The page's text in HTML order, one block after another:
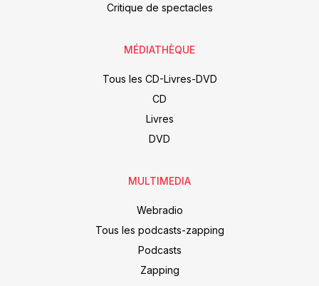
Critique de spectacles
MÉDIATHÈQUE
Tous les CD-Livres-DVD
CD
Livres
DVD
MULTIMEDIA
Webradio
Tous les podcasts-zapping
Podcasts
Zapping